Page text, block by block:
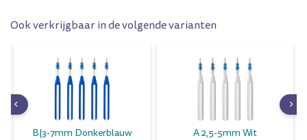
Ook verkrijgbaar in de volgende varianten
B|3-7mm Donkerblauw A 2,5-5mm Wit